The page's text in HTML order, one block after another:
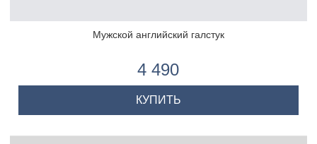
Мужской английский галстук
4 490
КУПИТЬ